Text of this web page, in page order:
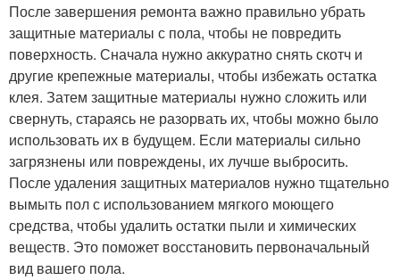
После завершения ремонта важно правильно убрать
защитные материалы с пола, чтобы не повредить
поверхность. Сначала нужно аккуратно снять скотч и
другие крепежные материалы, чтобы избежать остатка
клея. Затем защитные материалы нужно сложить или
свернуть, стараясь не разорвать их, чтобы можно было
использовать их в будущем. Если материалы сильно
загрязнены или повреждены, их лучше выбросить.
После удаления защитных материалов нужно тщательно
вымыть пол с использованием мягкого моющего
средства, чтобы удалить остатки пыли и химических
веществ. Это поможет восстановить первоначальный
вид вашего пола.